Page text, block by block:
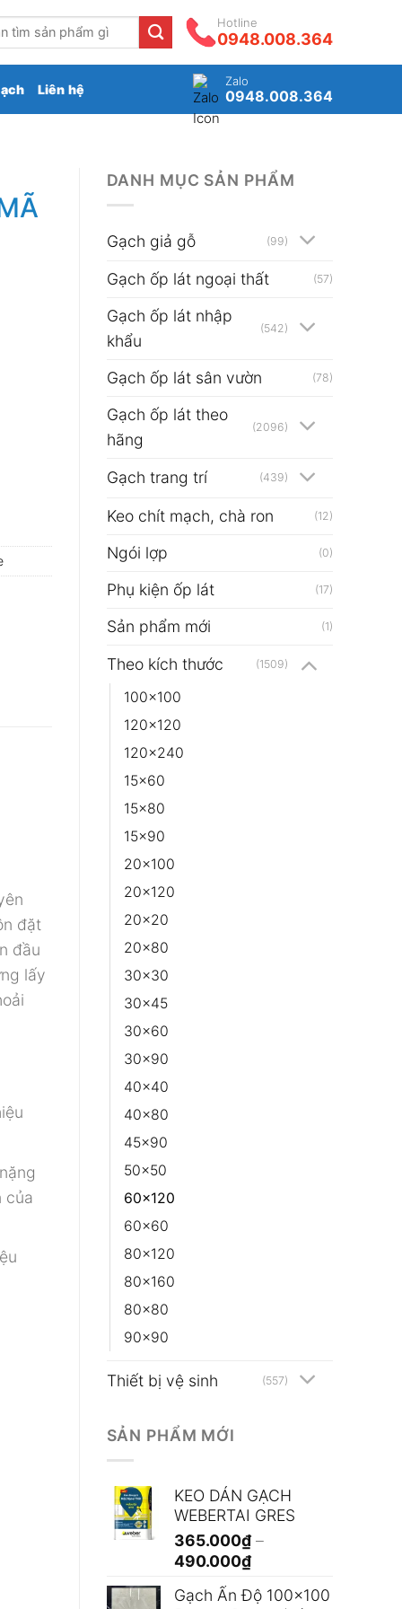
Hotline
0948.008.364
Liên hệ
Zalo
0948.008.364
DANH MỤC SẢN PHẨM
Gạch giả gỗ (99)
Gạch ốp lát ngoại thất (57)
Gạch ốp lát nhập
khẩu
(542)
Gạch ốp lát sân vườn (78)
Gạch ốp lát theo
hãng
(2096)
Gạch trang trí (439)
Keo chít mạch, chà ron (12)
Ngói lợp (0)
Phụ kiện ốp lát (17)
Sản phẩm mới (1)
Theo kích thước (1509)
100x100
120x120
120x240
15x60
15x80
15x90
20x100
20x120
20x20
20x80
30x30
30x45
30x60
30x90
40x40
40x80
45x90
50x50
60x120
60x60
80x120
80x160
80x80
90x90
Thiết bị vệ sinh (557)
SẢN PHẨM MỚI
KEO DÁN GẠCH
WEBERTAI GRES
365.000₫ –
490.000₫Khoảng
từ
Gạch Ấn Độ 100x100
đặt
đầu
lấy
của